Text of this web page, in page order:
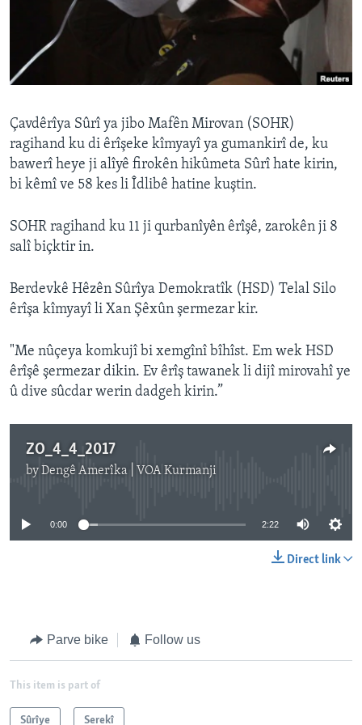
ÇAND Û HUNER
SERNIVÎS
SORANÎ
Learning English
FOLLOW US
Zimanên Din
Çavdêrîya Sûrî ya jibo Mafên Mirovan (SOHR)
ragihand ku di êrîşeke kîmyayî ya gumankirî de, ku
bawerî heye ji alîyê firokên hikûmeta Sûrî hate kirin,
bi kêmî ve 58 kes li Îdlibê hatine kuştin.
SOHR ragihand ku 11 ji qurbanîyên êrîşê, zarokên ji 8
salî biçktir in.
Berdevkê Hêzên Sûrîya Demokratîk (HSD) Telal Silo
êrîşa kîmyayî li Xan Şêxûn şermezar kir.
"Me nûçeya komkujî bi xemgînî bîhîst. Em wek HSD
êrîşê şermezar dikin. Ev êrîş tawanek li dijî mirovahî ye
û dive sûcdar werin dadgeh kirin.”
ZO_4_4_2017
byDengê Amerîka | VOA Kurmanji
No media source currently available
0:00 2:22
Direct link
Parve bike Follow us
This item is part of
Sûrîye Serekî